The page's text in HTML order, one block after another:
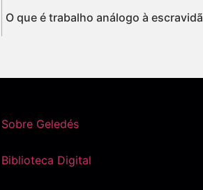
O que é trabalho análogo à
Sobre Geledés
Biblioteca Digital